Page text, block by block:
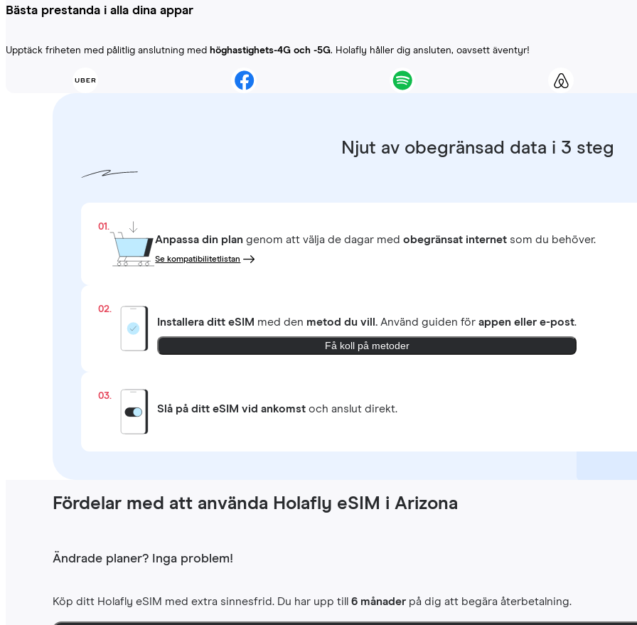
Bästa prestanda i alla dina appar
Upptäck friheten med pålitlig anslutning med höghastighets-4G och -5G. Holafly håller dig ansluten, oavsett äventyr!
Njut av obegränsad data i 3 steg
01.
Anpassa din plan genom att välja de dagar medobegränsat internet som du behöver.
Se kompatibilitetlistan
02.
Installera ditt eSIM med den metod du vill. Använd guiden förappen eller e-post.
Få koll på metoder
03.
Slå på ditt eSIM vid ankomst och anslut direkt.
Fördelar med att använda Holafly eSIM i Arizona
Ändrade planer? Inga problem!
Köp ditt Holafly eSIM med extra sinnesfrid. Du har upp till6 månader på dig att begära återbetalning.